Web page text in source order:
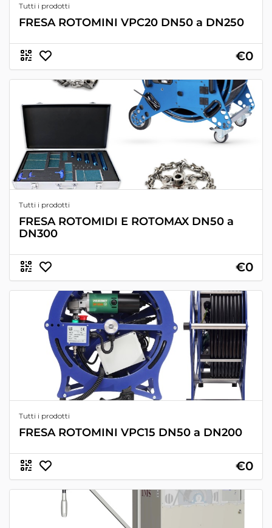
Tutti i prodotti
FRESA ROTOMINI VPC20 DN50 a DN250
€0
Tutti i prodotti
FRESA ROTOMIDI E ROTOMAX DN50 a
DN300
€0
Tutti i prodotti
FRESA ROTOMINI VPC15 DN50 a DN200
€0